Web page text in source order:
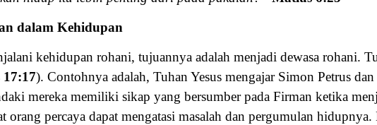
dalam Kehidupan
kehidupan rohani, tujuannya adalah menjadi dewasa rohani.
17:17). Contohnya adalah, Tuhan Yesus mengajar Simon Petrus
mereka memiliki sikap yang bersumber pada Firman ketika
percaya dapat mengatasi masalah dan pergumulan hidupnya.